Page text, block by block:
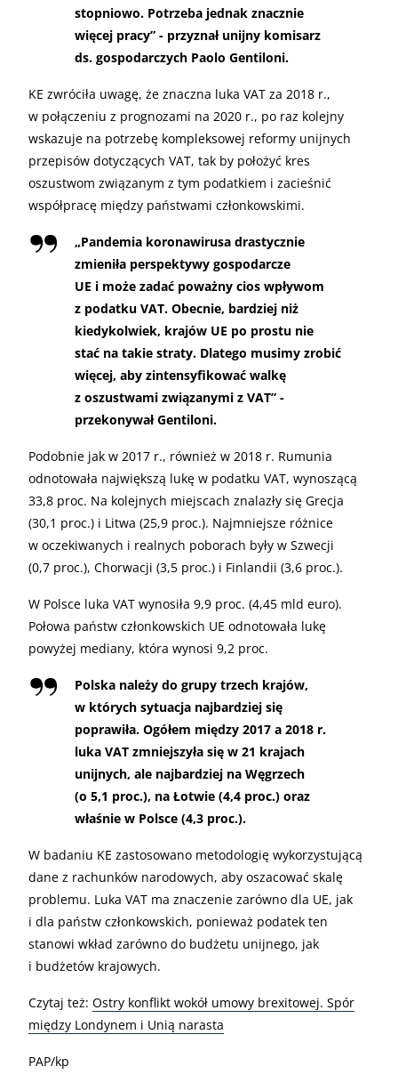
stopniowo. Potrzeba jednak znacznie
więcej pracy” - przyznał unijny komisarz
ds. gospodarczych Paolo Gentiloni.
KE zwróciła uwagę, że znaczna luka VAT za 2018 r.,
w połączeniu z prognozami na 2020 r., po raz kolejny
wskazuje na potrzebę kompleksowej reformy unijnych
przepisów dotyczących VAT, tak by położyć kres
oszustwom związanym z tym podatkiem i zacieśnić
współpracę między państwami członkowskimi.
„Pandemia koronawirusa drastycznie
zmieniła perspektywy gospodarcze
UE i może zadać poważny cios wpływom
z podatku VAT. Obecnie, bardziej niż
kiedykolwiek, krajów UE po prostu nie
stać na takie straty. Dlatego musimy zrobić
więcej, aby zintensyfikować walkę
z oszustwami związanymi z VAT” -
przekonywał Gentiloni.
Podobnie jak w 2017 r., również w 2018 r. Rumunia
odnotowała największą lukę w podatku VAT, wynoszącą
33,8 proc. Na kolejnych miejscach znalazły się Grecja
(30,1 proc.) i Litwa (25,9 proc.). Najmniejsze różnice
w oczekiwanych i realnych poborach były w Szwecji
(0,7 proc.), Chorwacji (3,5 proc.) i Finlandii (3,6 proc.).
W Polsce luka VAT wynosiła 9,9 proc. (4,45 mld euro).
Połowa państw członkowskich UE odnotowała lukę
powyżej mediany, która wynosi 9,2 proc.
Polska należy do grupy trzech krajów,
w których sytuacja najbardziej się
poprawiła. Ogółem między 2017 a 2018 r.
luka VAT zmniejszyła się w 21 krajach
unijnych, ale najbardziej na Węgrzech
(o 5,1 proc.), na Łotwie (4,4 proc.) oraz
właśnie w Polsce (4,3 proc.).
W badaniu KE zastosowano metodologię wykorzystującą
dane z rachunków narodowych, aby oszacować skalę
problemu. Luka VAT ma znaczenie zarówno dla UE, jak
i dla państw członkowskich, ponieważ podatek ten
stanowi wkład zarówno do budżetu unijnego, jak
i budżetów krajowych.
Czytaj też: Ostry konflikt wokół umowy brexitowej. Spór
między Londynem i Unią narasta
PAP/kp